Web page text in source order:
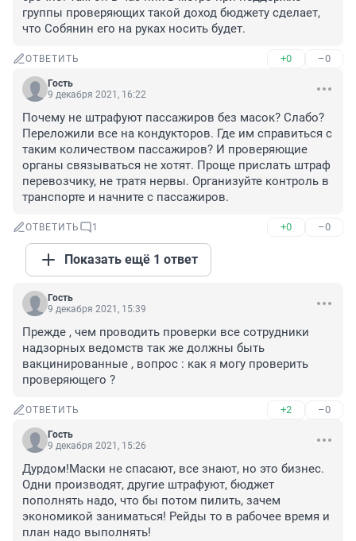
группы проверяющих такой доход бюджету сделает,
что Собянин его на руках носить будет.
ОТВЕТИТЬ +0 –0
Гость
9 декабря 2021, 16:22
Почему не штрафуют пассажиров без масок? Слабо?
Переложили все на кондукторов. Где им справиться с
таким количеством пассажиров? И проверяющие
органы связываться не хотят. Проще прислать штраф
перевозчику, не тратя нервы. Организуйте контроль в
транспорте и начните с пассажиров.
ОТВЕТИТЬ 1 +0 –0
Показать ещё 1 ответ
Гость
9 декабря 2021, 15:39
Прежде , чем проводить проверки все сотрудники
надзорных ведомств так же должны быть
вакцинированные , вопрос : как я могу проверить
проверяющего ?
ОТВЕТИТЬ +2 –0
Гость
9 декабря 2021, 15:26
Дурдом!Маски не спасают, все знают, но это бизнес.
Одни производят, другие штрафуют, бюджет
пополнять надо, что бы потом пилить, зачем
экономикой заниматься! Рейды то в рабочее время и
план надо выполнять!